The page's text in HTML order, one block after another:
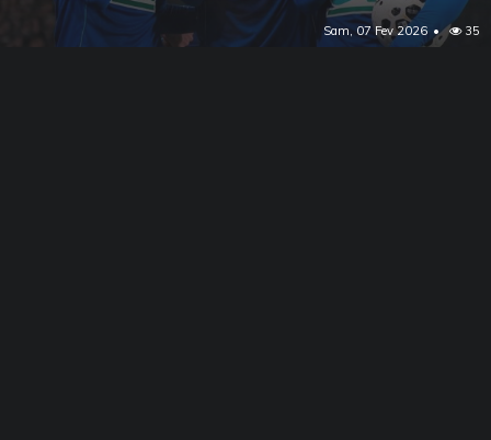
Sam, 07 Fev 2026 35